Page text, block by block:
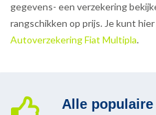
gegevens- een verzekering
rangschikken op prijs. Je kunt
Autoverzekering Fiat Multipla.
Alle